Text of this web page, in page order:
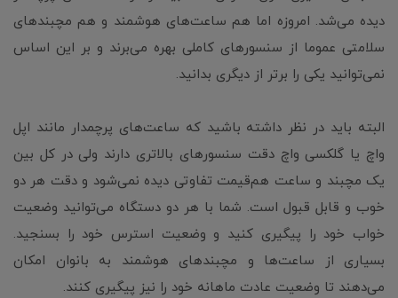
دیده می‌شد. امروزه اما هم ساعت‌های هوشمند و هم مچبندهای
سلامتی عموما از سنسورهای کاملی بهره می‌برند و بر این اساس
نمی‌توانید یکی را برتر از دیگری بدانید.
البته باید در نظر داشته باشید که ساعت‌های پرچمدار مانند اپل
واچ یا گلکسی واچ دقت سنسورهای بالاتری دارند ولی در کل بین
یک مچبند و ساعت هم‌‌قیمت تفاوتی دیده نمی‌شود و دقت هر دو
خوب و قابل قبول است. شما با هر دو دستگاه می‌توانید وضعیت
خواب خود را پیگیری کنید و وضعیت استرس خود را بسنجید.
بسیاری از ساعت‌ها و مچبندهای هوشمند به بانوان امکان
می‌دهند تا وضعیت عادت ماهانه خود را نیز پیگیری کنند.